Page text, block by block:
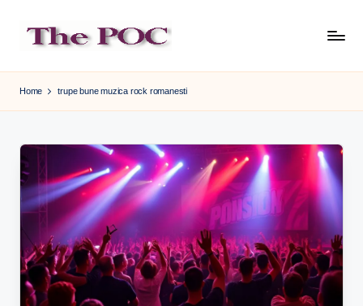
content
Home trupe bune muzica rock romanesti